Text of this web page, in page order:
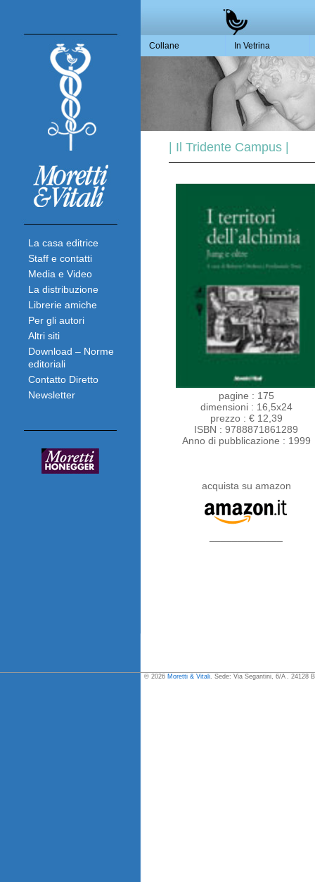
La casa editrice
Staff e contatti
Media e Video
La distribuzione
Librerie amiche
Per gli autori
Altri siti
Download – Norme
editoriali
Contatto Diretto
Newsletter
Collane In Vetrina
| Il Tridente Campus |
pagine : 175
dimensioni : 16,5x24
prezzo : € 12,39
ISBN : 9788871861289
Anno di pubblicazione : 1999
acquista su amazon
© 2026 Moretti & Vitali . Sede: Via Segantini, 6/A . 24128